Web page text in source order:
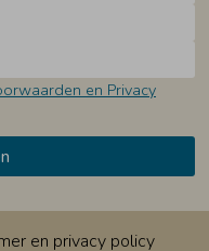
en Privacy
en privacy policy